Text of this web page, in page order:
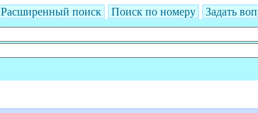
Расширенный поиск Поиск по номеру Задать